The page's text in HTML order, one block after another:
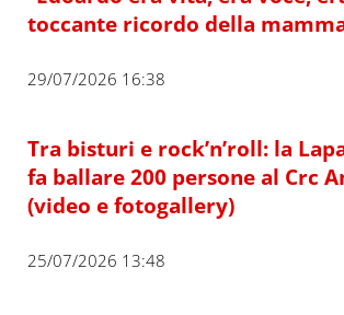
toccante ricordo della
29/07/2026 16:38
Tra bisturi e rock’n’roll: la
fa ballare 200 persone al Crc
(video e fotogallery)
25/07/2026 13:48